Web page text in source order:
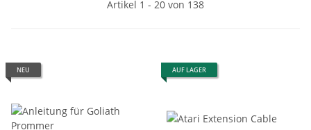
Artikel 1 - 20 von 138
NEU AUF LAGER